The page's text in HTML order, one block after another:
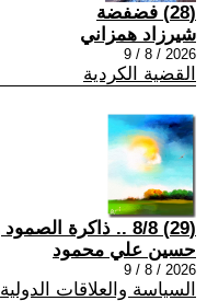
(28) فضفضة
شيرزاد همزاني
2026 / 8 / 9
القضية الكردية
(29) 8/8 .. ذاكرة الصمود ومعنى الانتصار
حسين علي محمود
2026 / 8 / 9
السياسة والعلاقات الدولية